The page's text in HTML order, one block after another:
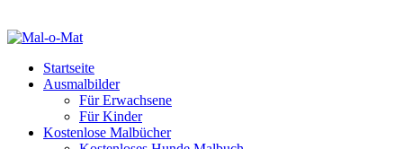
Startseite
Ausmalbilder
Für Erwachsene
Für Kinder
Kostenlose Malbücher